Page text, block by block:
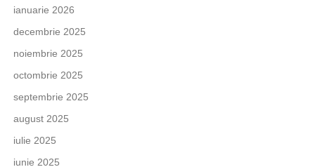
ianuarie 2026
decembrie 2025
noiembrie 2025
octombrie 2025
septembrie 2025
august 2025
iulie 2025
iunie 2025